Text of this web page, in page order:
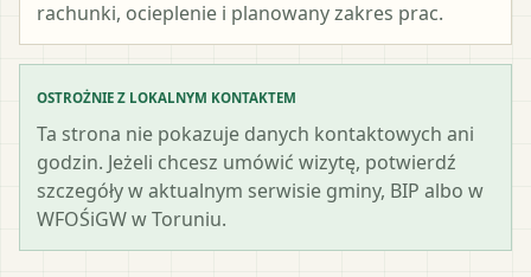
rachunki, ocieplenie i planowany zakres prac.
OSTROŻNIE Z LOKALNYM KONTAKTEM
Ta strona nie pokazuje danych kontaktowych ani
godzin. Jeżeli chcesz umówić wizytę, potwierdź
szczegóły w aktualnym serwisie gminy, BIP albo w
WFOŚiGW w Toruniu.